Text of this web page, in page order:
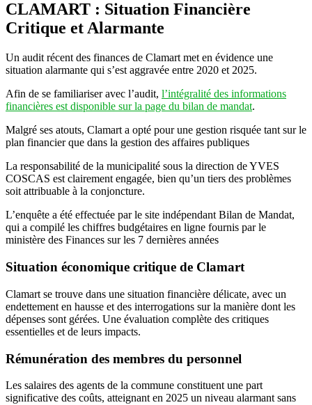
CLAMART : Situation Financière
Critique et Alarmante
Un audit récent des finances de Clamart met en évidence une
situation alarmante qui s’est aggravée entre 2020 et 2025.
Afin de se familiariser avec l’audit, l’intégralité des informations
financières est disponible sur la page du bilan de mandat.
Malgré ses atouts, Clamart a opté pour une gestion risquée tant sur le
plan financier que dans la gestion des affaires publiques
La responsabilité de la municipalité sous la direction de YVES
COSCAS est clairement engagée, bien qu’un tiers des problèmes
soit attribuable à la conjoncture.
L’enquête a été effectuée par le site indépendant Bilan de Mandat,
qui a compilé les chiffres budgétaires en ligne fournis par le
ministère des Finances sur les 7 dernières années
Situation économique critique de Clamart
Clamart se trouve dans une situation financière délicate, avec un
endettement en hausse et des interrogations sur la manière dont les
dépenses sont gérées. Une évaluation complète des critiques
essentielles et de leurs impacts.
Rémunération des membres du personnel
Les salaires des agents de la commune constituent une part
significative des coûts, atteignant en 2025 un niveau alarmant sans